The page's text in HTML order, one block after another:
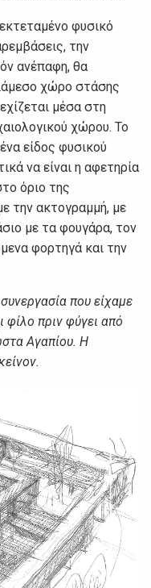
φυσικό
την
ανέπαφη, θα
χώρο στάσης
μέσα στη
χώρου. Το
είδος φυσικού
να είναι η αφετηρία
όριο της
την ακτογραμμή, με
με τα φουγάρα, τον
φορτηγά και την
που είχαμε
φίλο πριν φύγει από
Αγαπίου. Η